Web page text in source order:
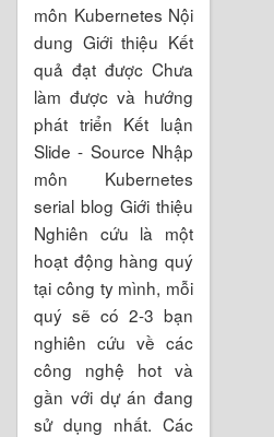
môn Kubernetes Nội
dung Giới thiệu Kết
quả đạt được Chưa
làm được và hướng
phát triển Kết luận
Slide - Source Nhập
môn Kubernetes
serial blog Giới thiệu
Nghiên cứu là một
hoạt động hàng quý
tại công ty mình, mỗi
quý sẽ có 2-3 bạn
nghiên cứu về các
công nghệ hot và
gần với dự án đang
sử dụng nhất. Các